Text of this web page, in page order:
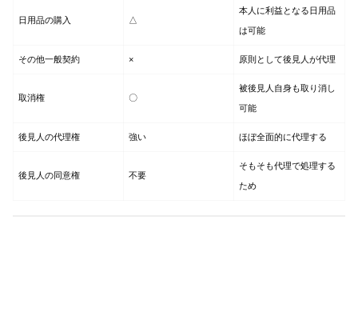
日用品の購入 △
本人に利益となる日用品
は可能
その他一般契約 × 原則として後見人が代理
取消権 〇
被後見人自身も取り消し
可能
後見人の代理権 強い ほぼ全面的に代理する
後見人の同意権 不要
そもそも代理で処理する
ため